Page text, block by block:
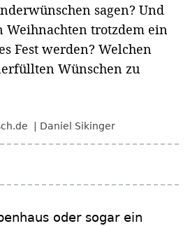
sagen? Und
Weihnachten trotzdem ein
Fest werden? Welchen
Wünschen zu
Daniel Sikinger
oder sogar ein